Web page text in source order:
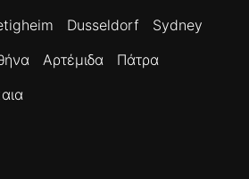
Dusseldorf
Sydney
Αρτέμιδα
Πάτρα